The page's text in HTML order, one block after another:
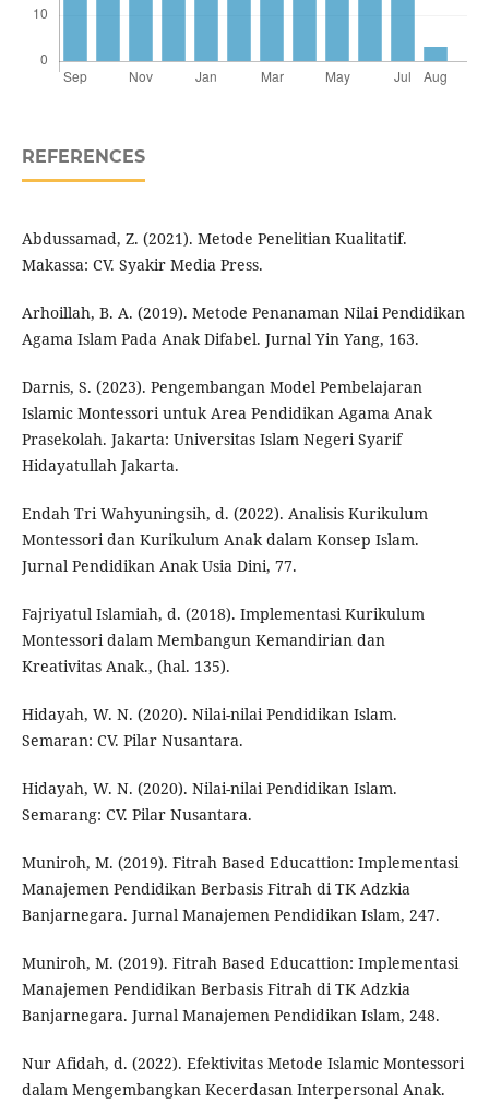
REFERENCES
Abdussamad, Z. (2021). Metode Penelitian Kualitatif.
Makassa: CV. Syakir Media Press.
Arhoillah, B. A. (2019). Metode Penanaman Nilai Pendidikan
Agama Islam Pada Anak Difabel. Jurnal Yin Yang, 163.
Darnis, S. (2023). Pengembangan Model Pembelajaran
Islamic Montessori untuk Area Pendidikan Agama Anak
Prasekolah. Jakarta: Universitas Islam Negeri Syarif
Hidayatullah Jakarta.
Endah Tri Wahyuningsih, d. (2022). Analisis Kurikulum
Montessori dan Kurikulum Anak dalam Konsep Islam.
Jurnal Pendidikan Anak Usia Dini, 77.
Fajriyatul Islamiah, d. (2018). Implementasi Kurikulum
Montessori dalam Membangun Kemandirian dan
Kreativitas Anak., (hal. 135).
Hidayah, W. N. (2020). Nilai-nilai Pendidikan Islam.
Semaran: CV. Pilar Nusantara.
Hidayah, W. N. (2020). Nilai-nilai Pendidikan Islam.
Semarang: CV. Pilar Nusantara.
Muniroh, M. (2019). Fitrah Based Educattion: Implementasi
Manajemen Pendidikan Berbasis Fitrah di TK Adzkia
Banjarnegara. Jurnal Manajemen Pendidikan Islam, 247.
Muniroh, M. (2019). Fitrah Based Educattion: Implementasi
Manajemen Pendidikan Berbasis Fitrah di TK Adzkia
Banjarnegara. Jurnal Manajemen Pendidikan Islam, 248.
Nur Afidah, d. (2022). Efektivitas Metode Islamic Montessori
dalam Mengembangkan Kecerdasan Interpersonal Anak.